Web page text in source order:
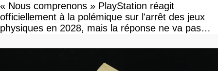
« Nous comprenons » PlayStation réagit
officiellement à la polémique sur l'arrêt des jeux
physiques en 2028, mais la réponse ne va pas